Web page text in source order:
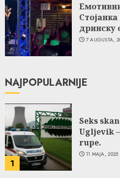
дринску
7 AUGUSTA,
NAJPOPULARNIJE
1
Seks
Ugljevik
rupe.
11 MAJA, 2025